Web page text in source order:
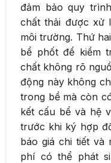
đảm bảo quy
chất thải được xử
môi trường. Thứ
bể phốt để kiểm
chất không rõ
động này không
trong bể mà còn
kết cấu bể và hệ
trước khi ký hợp
báo giá chi tiết và
phí có thể phát